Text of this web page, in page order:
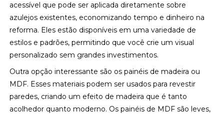
acessível que pode ser aplicada diretamente sobre
azulejos existentes, economizando tempo e dinheiro na
reforma. Eles estão disponíveis em uma variedade de
estilos e padrões, permitindo que você crie um visual
personalizado sem grandes investimentos.
Outra opção interessante são os painéis de madeira ou
MDF. Esses materiais podem ser usados para revestir
paredes, criando um efeito de madeira que é tanto
acolhedor quanto moderno. Os painéis de MDF são leves,